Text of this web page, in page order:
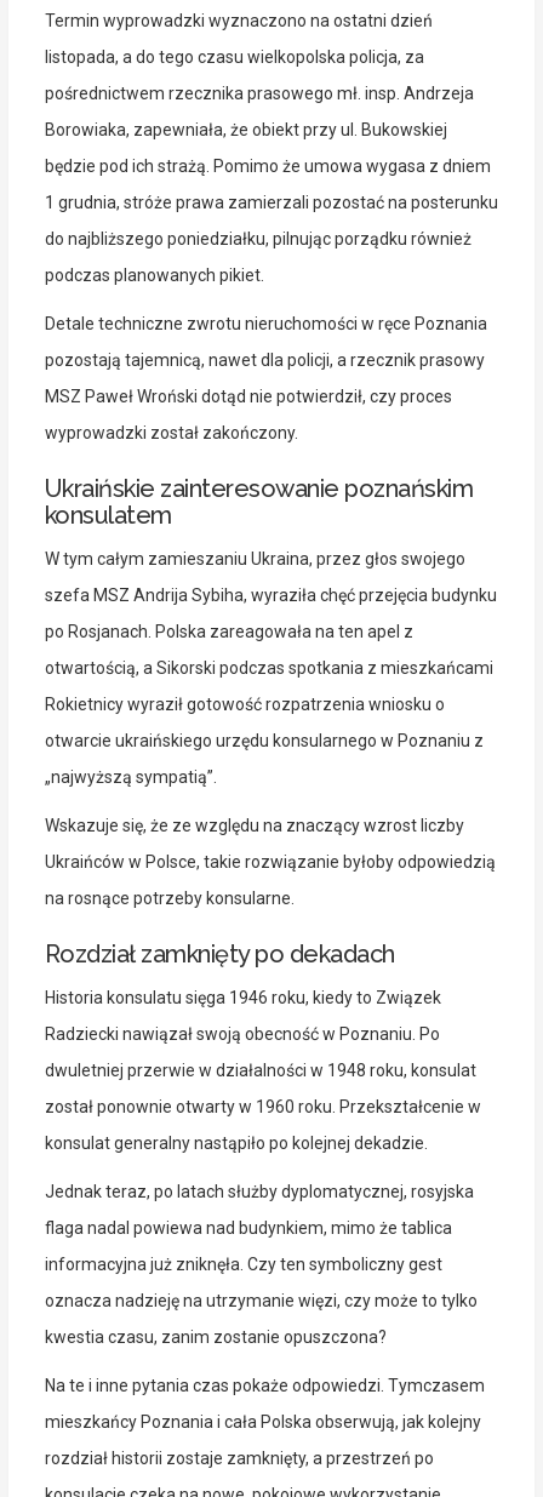
Termin wyprowadzki wyznaczono na ostatni dzień
listopada, a do tego czasu wielkopolska policja, za
pośrednictwem rzecznika prasowego mł. insp. Andrzeja
Borowiaka, zapewniała, że obiekt przy ul. Bukowskiej
będzie pod ich strażą. Pomimo że umowa wygasa z dniem
1 grudnia, stróże prawa zamierzali pozostać na posterunku
do najbliższego poniedziałku, pilnując porządku również
podczas planowanych pikiet.
Detale techniczne zwrotu nieruchomości w ręce Poznania
pozostają tajemnicą, nawet dla policji, a rzecznik prasowy
MSZ Paweł Wroński dotąd nie potwierdził, czy proces
wyprowadzki został zakończony.
Ukraińskie zainteresowanie poznańskim
konsulatem
W tym całym zamieszaniu Ukraina, przez głos swojego
szefa MSZ Andrija Sybiha, wyraziła chęć przejęcia budynku
po Rosjanach. Polska zareagowała na ten apel z
otwartością, a Sikorski podczas spotkania z mieszkańcami
Rokietnicy wyraził gotowość rozpatrzenia wniosku o
otwarcie ukraińskiego urzędu konsularnego w Poznaniu z
„najwyższą sympatią”.
Wskazuje się, że ze względu na znaczący wzrost liczby
Ukraińców w Polsce, takie rozwiązanie byłoby odpowiedzią
na rosnące potrzeby konsularne.
Rozdział zamknięty po dekadach
Historia konsulatu sięga 1946 roku, kiedy to Związek
Radziecki nawiązał swoją obecność w Poznaniu. Po
dwuletniej przerwie w działalności w 1948 roku, konsulat
został ponownie otwarty w 1960 roku. Przekształcenie w
konsulat generalny nastąpiło po kolejnej dekadzie.
Jednak teraz, po latach służby dyplomatycznej, rosyjska
flaga nadal powiewa nad budynkiem, mimo że tablica
informacyjna już zniknęła. Czy ten symboliczny gest
oznacza nadzieję na utrzymanie więzi, czy może to tylko
kwestia czasu, zanim zostanie opuszczona?
Na te i inne pytania czas pokaże odpowiedzi. Tymczasem
mieszkańcy Poznania i cała Polska obserwują, jak kolejny
rozdział historii zostaje zamknięty, a przestrzeń po